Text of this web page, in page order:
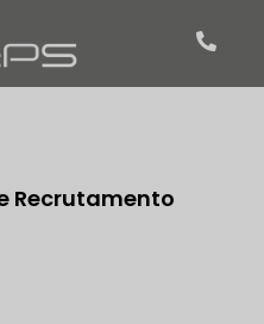
Recrutamento